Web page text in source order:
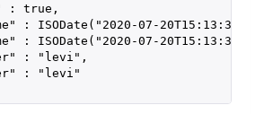
: true,
: ISODate("2020-07-
: ISODate("2020-07-
: "levi",
: "levi"